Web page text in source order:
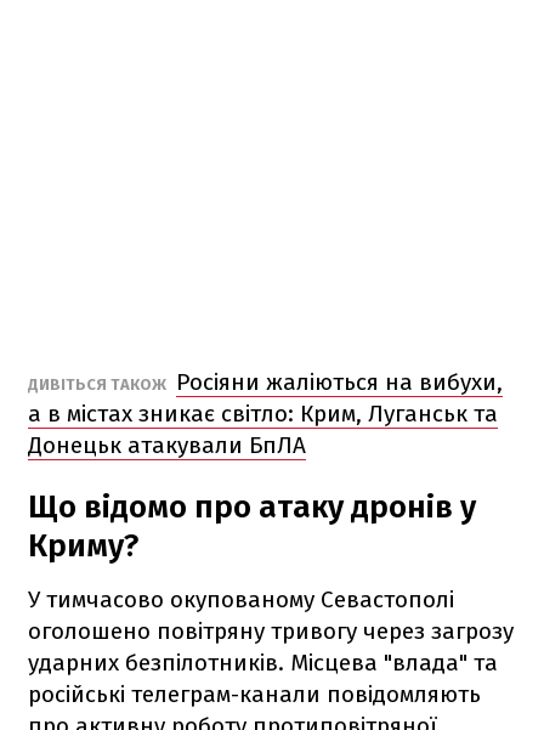
ДИВІТЬСЯ ТАКОЖ
Росіяни жаліються на вибухи,
а в містах зникає світло: Крим, Луганськ та
Донецьк атакували БпЛА
Що відомо про атаку дронів у
Криму?
У тимчасово окупованому Севастополі
оголошено повітряну тривогу через загрозу
ударних безпілотників. Місцева "влада" та
російські телеграм-канали повідомляють